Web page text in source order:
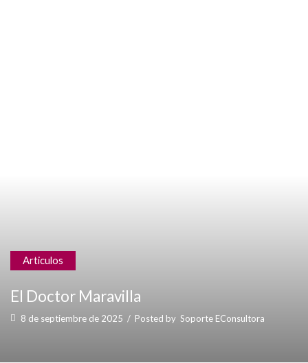
Articulos
El Doctor Maravilla
8 de septiembre de 2025 / Posted by Soporte EConsultora